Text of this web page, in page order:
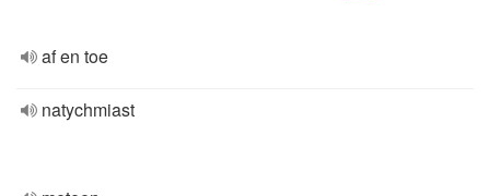
af en toe
natychmiast